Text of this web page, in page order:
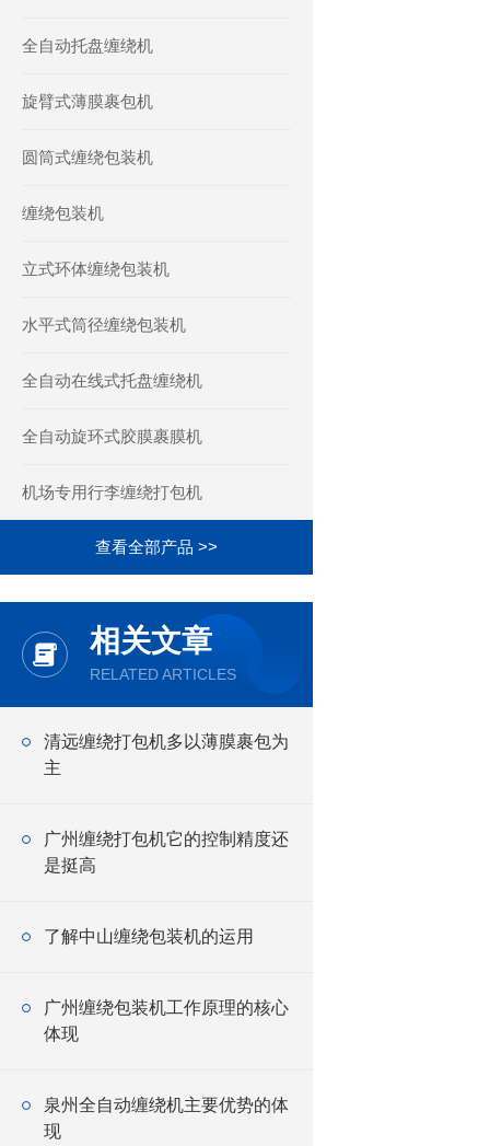
全自动托盘缠绕机
旋臂式薄膜裹包机
圆筒式缠绕包装机
缠绕包装机
立式环体缠绕包装机
水平式筒径缠绕包装机
全自动在线式托盘缠绕机
全自动旋环式胶膜裹膜机
机场专用行李缠绕打包机
查看全部产品 >>
相关文章
RELATED ARTICLES
清远缠绕打包机多以薄膜裹包为
主
广州缠绕打包机它的控制精度还
是挺高
了解中山缠绕包装机的运用
广州缠绕包装机工作原理的核心
体现
泉州全自动缠绕机主要优势的体
现